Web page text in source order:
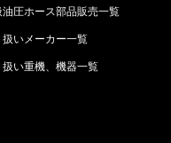
油圧ホース部品販売一覧
扱いメーカー一覧
扱い重機、機器一覧